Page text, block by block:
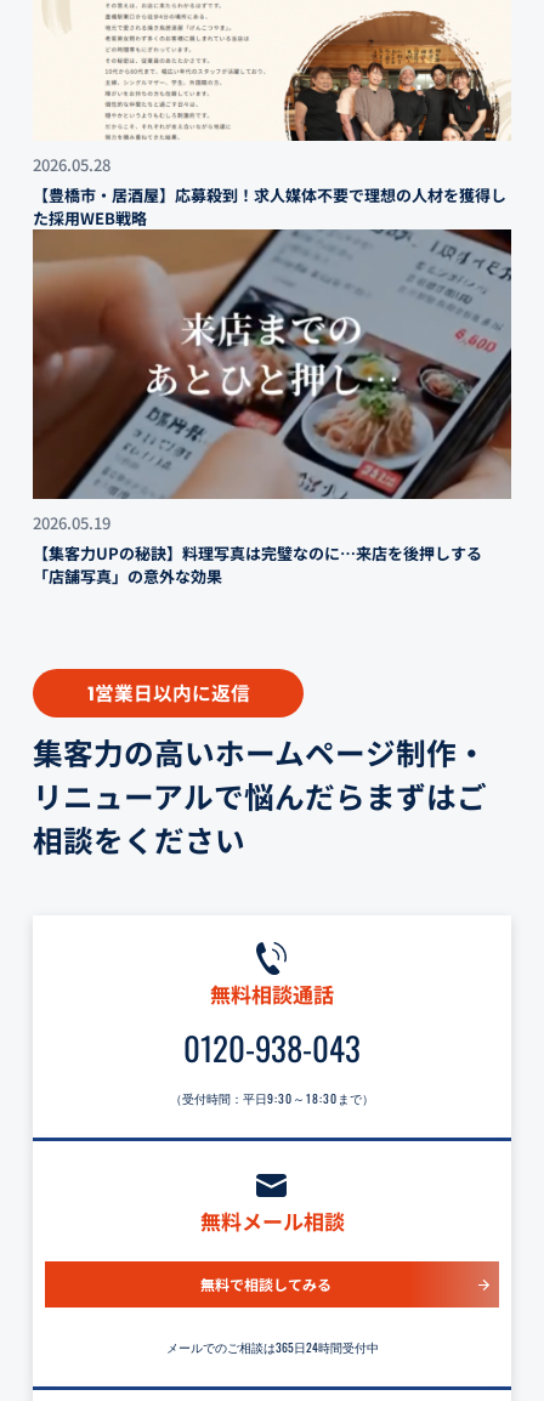
2026.05.28
【豊橋市・居酒屋】応募殺到！求人媒体不要で理想の人材を獲得し
た採用WEB戦略
2026.05.19
【集客力UPの秘訣】料理写真は完璧なのに…来店を後押しする
「店舗写真」の意外な効果
1営業日以内に返信
集客力の高いホームページ制作・
リニューアルで悩んだらまずはご
相談をください
無料相談通話
0120-938-043
（受付時間：平日9:30～18:30 まで）
無料メール相談
無料で相談してみる
メールでのご相談は365日24時間受付中